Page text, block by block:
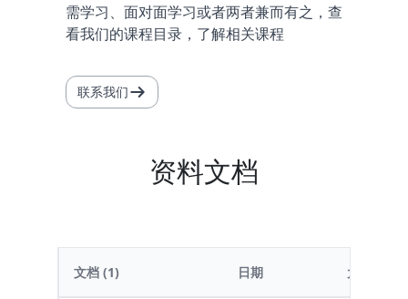
需学习、面对面学习或者两者兼而有之，查
看我们的课程目录，了解相关课程
联系我们
资料文档
文档 (1) 日期 大小